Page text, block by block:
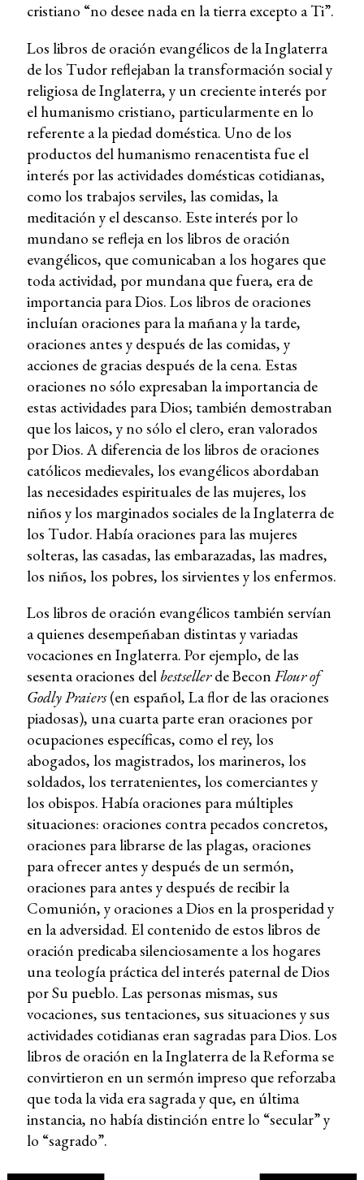
cristiano “no desee nada en la tierra excepto a Ti”.
Los libros de oración evangélicos de la Inglaterra
de los Tudor reflejaban la transformación social y
religiosa de Inglaterra, y un creciente interés por
el humanismo cristiano, particularmente en lo
referente a la piedad doméstica. Uno de los
productos del humanismo renacentista fue el
interés por las actividades domésticas cotidianas,
como los trabajos serviles, las comidas, la
meditación y el descanso. Este interés por lo
mundano se refleja en los libros de oración
evangélicos, que comunicaban a los hogares que
toda actividad, por mundana que fuera, era de
importancia para Dios. Los libros de oraciones
incluían oraciones para la mañana y la tarde,
oraciones antes y después de las comidas, y
acciones de gracias después de la cena. Estas
oraciones no sólo expresaban la importancia de
estas actividades para Dios; también demostraban
que los laicos, y no sólo el clero, eran valorados
por Dios. A diferencia de los libros de oraciones
católicos medievales, los evangélicos abordaban
las necesidades espirituales de las mujeres, los
niños y los marginados sociales de la Inglaterra de
los Tudor. Había oraciones para las mujeres
solteras, las casadas, las embarazadas, las madres,
los niños, los pobres, los sirvientes y los enfermos.
Los libros de oración evangélicos también servían
a quienes desempeñaban distintas y variadas
vocaciones en Inglaterra. Por ejemplo, de las
sesenta oraciones del bestsellerde Becon Flour of
Godly Praiers(en español, La flor de las oraciones
piadosas), una cuarta parte eran oraciones por
ocupaciones específicas, como el rey, los
abogados, los magistrados, los marineros, los
soldados, los terratenientes, los comerciantes y
los obispos. Había oraciones para múltiples
situaciones: oraciones contra pecados concretos,
oraciones para librarse de las plagas, oraciones
para ofrecer antes y después de un sermón,
oraciones para antes y después de recibir la
Comunión, y oraciones a Dios en la prosperidad y
en la adversidad. El contenido de estos libros de
oración predicaba silenciosamente a los hogares
una teología práctica del interés paternal de Dios
por Su pueblo. Las personas mismas, sus
vocaciones, sus tentaciones, sus situaciones y sus
actividades cotidianas eran sagradas para Dios. Los
libros de oración en la Inglaterra de la Reforma se
convirtieron en un sermón impreso que reforzaba
que toda la vida era sagrada y que, en última
instancia, no había distinción entre lo “secular” y
lo “sagrado”.